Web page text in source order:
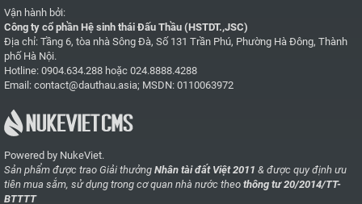
Vận hành bởi:
Công ty cổ phần Hệ sinh thái Đấu Thầu (HSTDT.,JSC)
Địa chỉ: Tầng 6, tòa nhà Sông Đà, Số 131 Trần Phú, Phường Hà Đông, Thành
phố Hà Nội.
Hotline: 0904.634.288 hoặc 024.8888.4288
Email: contact@dauthau.asia; MSDN: 0110063972
Powered by NukeViet.
Sản phẩm được trao Giải thưởng Nhân tài đất Việt 2011 & được quy định ưu
tiên mua sắm, sử dụng trong cơ quan nhà nước theo thông tư 20/2014/TT-
BTTTT